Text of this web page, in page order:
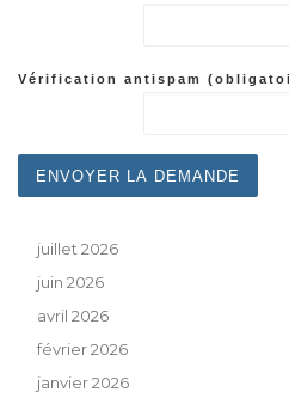
Vérification antispam
juillet 2026
juin 2026
avril 2026
février 2026
janvier 2026